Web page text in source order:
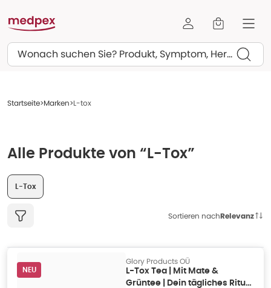
Suchen
Startseite Marken L-tox
Alle Produkte von “L-Tox”
L-Tox
Sortieren nachRelevanz
NEU
Glory Products OÜ
L-Tox Tea | Mit Mate &
Grüntee | Dein tägliches Ritual